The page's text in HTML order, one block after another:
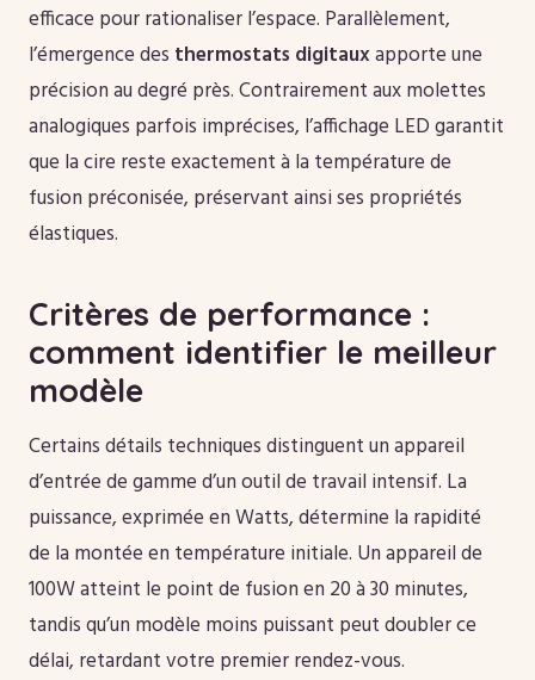
efficace pour rationaliser l’espace. Parallèlement,
l’émergence des thermostats digitauxapporte une
précision au degré près. Contrairement aux molettes
analogiques parfois imprécises, l’affichage LED garantit
que la cire reste exactement à la température de
fusion préconisée, préservant ainsi ses propriétés
élastiques.
Critères de performance :
comment identifier le meilleur
modèle
Certains détails techniques distinguent un appareil
d’entrée de gamme d’un outil de travail intensif. La
puissance, exprimée en Watts, détermine la rapidité
de la montée en température initiale. Un appareil de
100W atteint le point de fusion en 20 à 30 minutes,
tandis qu’un modèle moins puissant peut doubler ce
délai, retardant votre premier rendez-vous.